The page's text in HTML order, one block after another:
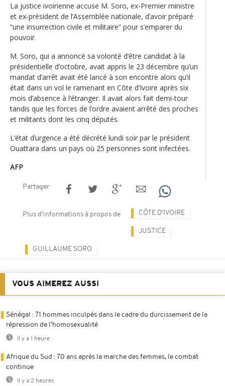
La justice ivoirienne accuse M. Soro, ex-Premier ministre
et ex-président de l’Assemblée nationale, d’avoir préparé
“une insurrection civile et militaire” pour s’emparer du
pouvoir.
M. Soro, qui a annoncé sa volonté d‘être candidat à la
présidentielle d’octobre, avait appris le 23 décembre qu’un
mandat d’arrêt avait été lancé à son encontre alors qu’il
était dans un vol le ramenant en Côte d’Ivoire après six
mois d’absence à l‘étranger. Il avait alors fait demi-tour
tandis que les forces de l’ordre avaient arrêté des proches
et militants dont les cinq députés.
L‘état d’urgence a été décrété lundi soir par le président
Ouattara dans un pays où 25 personnes sont infectées.
AFP
Partager
Plus d'informations à propos de CÔTE D'IVOIRE
JUSTICE
GUILLAUME SORO
VOUS AIMEREZ AUSSI
Sénégal : 71 hommes inculpés dans le cadre du durcissement de la
répression de l’homosexualité
Il y a 1 heure
Afrique du Sud : 70 ans après la marche des femmes, le combat
continue
Il y a 2 heures